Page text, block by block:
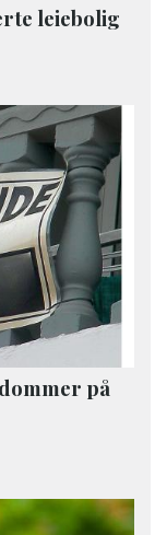
leiebolig
på